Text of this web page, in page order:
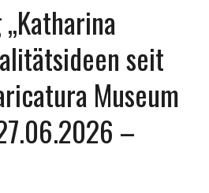
seit
Museum
–